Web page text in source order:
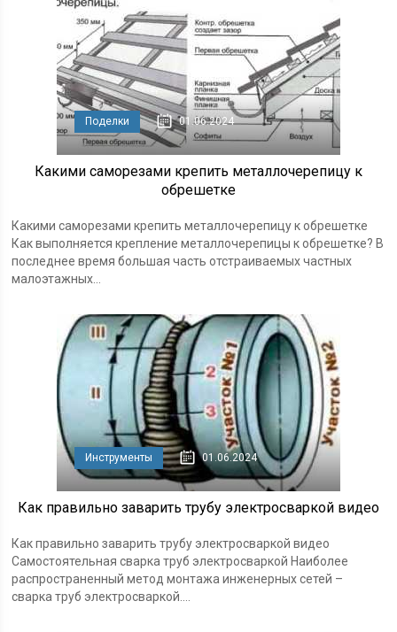
Поделки 01.06.2024
Какими саморезами крепить металлочерепицу к
обрешетке
Какими саморезами крепить металлочерепицу к обрешетке
Как выполняется крепление металлочерепицы к обрешетке? В
последнее время большая часть отстраиваемых частных
малоэтажных...
Инструменты 01.06.2024
Как правильно заварить трубу электросваркой видео
Как правильно заварить трубу электросваркой видео
Самостоятельная сварка труб электросваркой Наиболее
распространенный метод монтажа инженерных сетей –
сварка труб электросваркой....